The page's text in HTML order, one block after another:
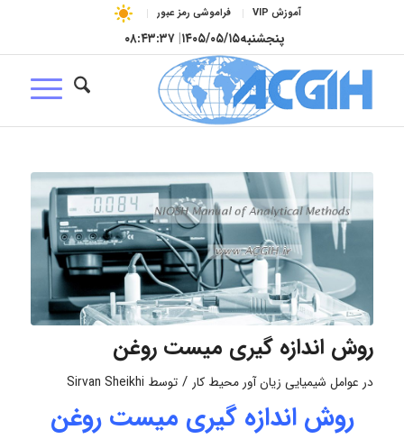
آموزش VIP فراموشی رمز عبور
پنجشنبه۱۴۰۵/۰۵/۱۵| ۰۸:۴۳:۳۸
روش اندازه گیری میست روغن
در عوامل شیمیایی زیان آور محیط کار / توسط Sirvan Sheikhi
روش اندازه گیری میست روغن